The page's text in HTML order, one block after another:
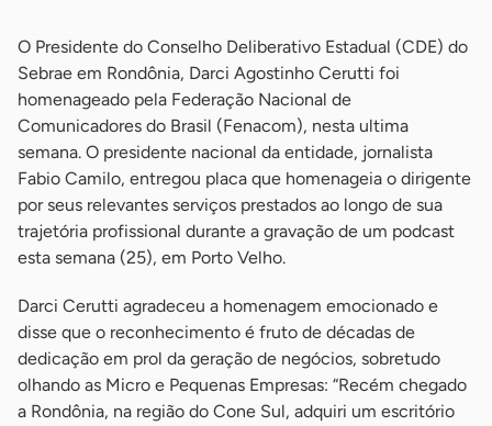
O Presidente do Conselho Deliberativo Estadual (CDE) do
Sebrae em Rondônia, Darci Agostinho Cerutti foi
homenageado pela Federação Nacional de
Comunicadores do Brasil (Fenacom), nesta ultima
semana. O presidente nacional da entidade, jornalista
Fabio Camilo, entregou placa que homenageia o dirigente
por seus relevantes serviços prestados ao longo de sua
trajetória profissional durante a gravação de um podcast
esta semana (25), em Porto Velho.
Darci Cerutti agradeceu a homenagem emocionado e
disse que o reconhecimento é fruto de décadas de
dedicação em prol da geração de negócios, sobretudo
olhando as Micro e Pequenas Empresas: “Recém chegado
a Rondônia, na região do Cone Sul, adquiri um escritório